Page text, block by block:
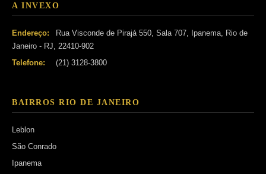
A INVEXO
Endereço:
Rua Visconde de Pirajá 550, Sala 707, Ipanema, Rio de
Janeiro - RJ, 22410-902
Telefone:
(21) 3128-3800
BAIRROS RIO DE JANEIRO
Leblon
São Conrado
Ipanema